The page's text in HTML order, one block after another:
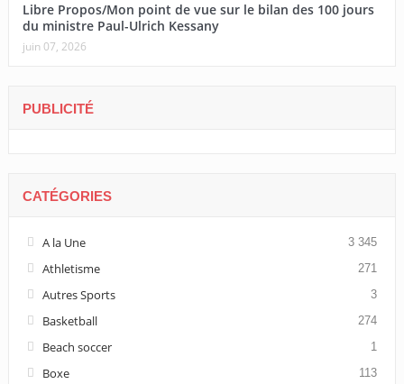
Libre Propos/Mon point de vue sur le bilan des 100 jours
du ministre Paul-Ulrich Kessany
juin 07, 2026
PUBLICITÉ
CATÉGORIES
A la Une 3 345
Athletisme 271
Autres Sports 3
Basketball 274
Beach soccer 1
Boxe 113